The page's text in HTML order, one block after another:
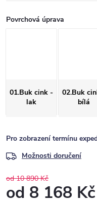
Povrchová úprava
01.Buk cink -
lak
02.Buk
bílá
Pro zobrazení termínu
Možnosti doručení
od 10 890 Kč
od 8 168 Kč